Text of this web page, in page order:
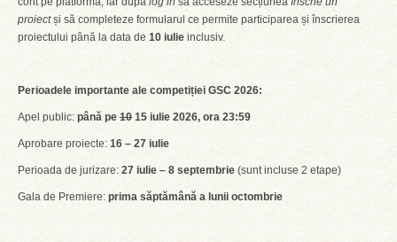
proiectși să completeze formularul ce permite participarea și înscrierea
proiectului până la data de 10 iulie inclusiv.
Perioadele importante ale competiției GSC 2026:
Apel public: până pe 10 15 iulie 2026, ora 23:59
Aprobare proiecte: 16 – 27 iulie
Perioada de jurizare: 27 iulie – 8 septembrie (sunt incluse 2 etape)
Gala de Premiere: prima săptămână a lunii octombrie